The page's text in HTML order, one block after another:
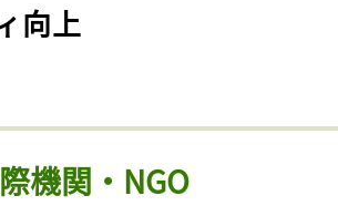
向上
機関・NGO